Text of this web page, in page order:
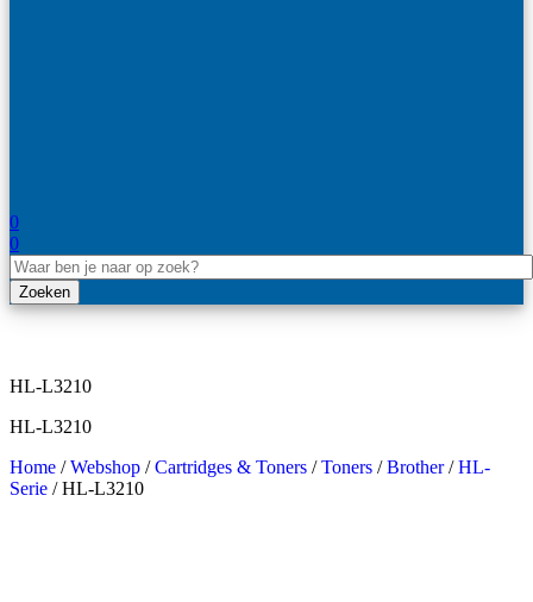
0
0
Zoeken
HL-L3210
HL-L3210
Home / Webshop / Cartridges & Toners / Toners / Brother/ HL-
Serie / HL-L3210